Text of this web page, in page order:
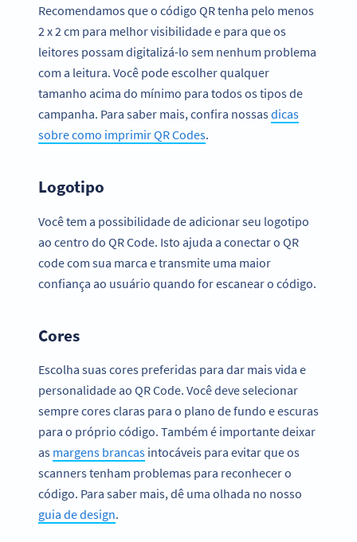
Recomendamos que o código QR tenha pelo menos
2 x 2 cm para melhor visibilidade e para que os
leitores possam digitalizá-lo sem nenhum problema
com a leitura. Você pode escolher qualquer
tamanho acima do mínimo para todos os tipos de
campanha. Para saber mais, confira nossasdicas
sobre como imprimir QR Codes.
Logotipo
Você tem a possibilidade de adicionar seu logotipo
ao centro do QR Code. Isto ajuda a conectar o QR
code com sua marca e transmite uma maior
confiança ao usuário quando for escanear o código.
Cores
Escolha suas cores preferidas para dar mais vida e
personalidade ao QR Code. Você deve selecionar
sempre cores claras para o plano de fundo e escuras
para o próprio código. Também é importante deixar
as margens brancas intocáveis para evitar que os
scanners tenham problemas para reconhecer o
código. Para saber mais, dê uma olhada no nosso
guia de design.